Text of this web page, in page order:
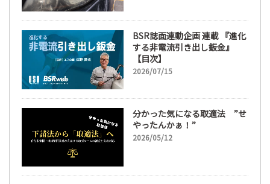
BSR誌面連動企画 連載 『進化
する非電流引き出し鈑金』
【目次】
2026/07/15
分かった気になる取適法 ”せ
やったんかぁ！”
2026/05/12